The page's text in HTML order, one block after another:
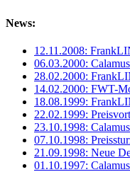
News:
12.11.2008:
06.03.2000:
28.02.2000:
14.02.2000: FWT-
18.08.1999:
22.02.1999:
23.10.1998:
07.10.1998:
21.09.1998: Neue
01.10.1997: